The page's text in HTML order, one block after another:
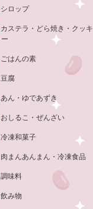
シロップ
カステラ・どら焼き・クッキ
ー
ごはんの素
豆腐
あん・ゆであずき
おしるこ・ぜんざい
冷凍和菓子
肉まんあんまん・冷凍食品
調味料
飲み物